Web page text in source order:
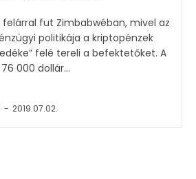
fut Zimbabwéban, mivel az
politikája a kriptopénzek
felé tereli a befektetőket. A
000 dollár...
- 2019.07.02.